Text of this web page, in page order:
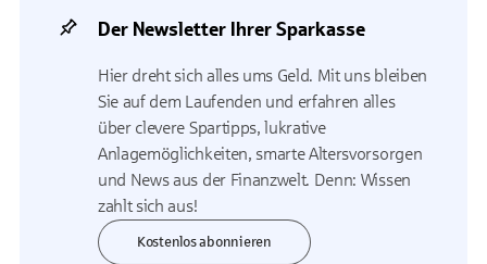
Der Newsletter Ihrer Sparkasse
Hier dreht sich alles ums Geld. Mit uns bleiben
Sie auf dem Laufenden und erfahren alles
über clevere Spartipps, lukrative
Anlagemöglichkeiten, smarte Altersvorsorgen
und News aus der Finanzwelt. Denn: Wissen
zahlt sich aus!
Kostenlos abonnieren